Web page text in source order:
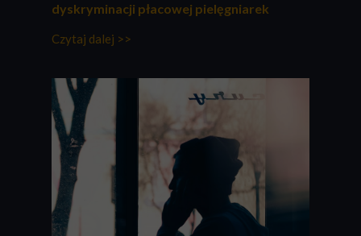
dyskryminacji płacowej pielęgniarek
Czytaj dalej >>